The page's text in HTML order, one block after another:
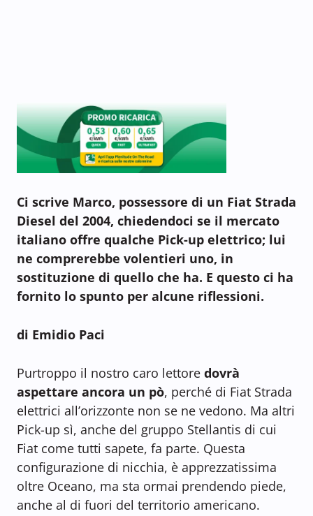
Ci scrive Marco, possessore di un Fiat Strada
Diesel del 2004, chiedendoci se il mercato
italiano offre qualche Pick-up elettrico; lui
ne comprerebbe volentieri uno, in
sostituzione di quello che ha. E questo ci ha
fornito lo spunto per alcune riflessioni.
di Emidio Paci
Purtroppo il nostro caro lettore dovrà
aspettare ancora un pò, perché di Fiat Strada
elettrici all’orizzonte non se ne vedono. Ma altri
Pick-up sì, anche del gruppo Stellantis di cui
Fiat come tutti sapete, fa parte. Questa
configurazione di nicchia, è apprezzatissima
oltre Oceano, ma sta ormai prendendo piede,
anche al di fuori del territorio americano.